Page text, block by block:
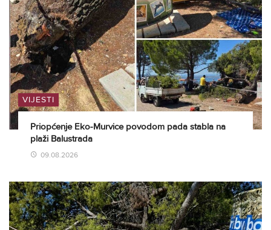
VIJESTI
Priopćenje Eko-Murvice povodom pada stabla na
plaži Balustrada
09.08.2026